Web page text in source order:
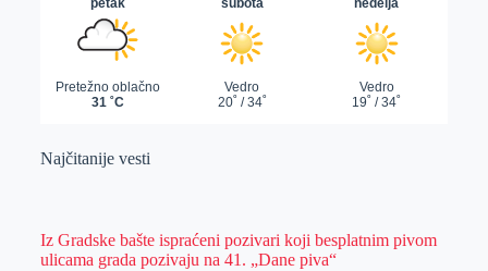
Najčitanije vesti
Iz Gradske bašte ispraćeni pozivari koji besplatnim pivom
ulicama grada pozivaju na 41. „Dane piva“